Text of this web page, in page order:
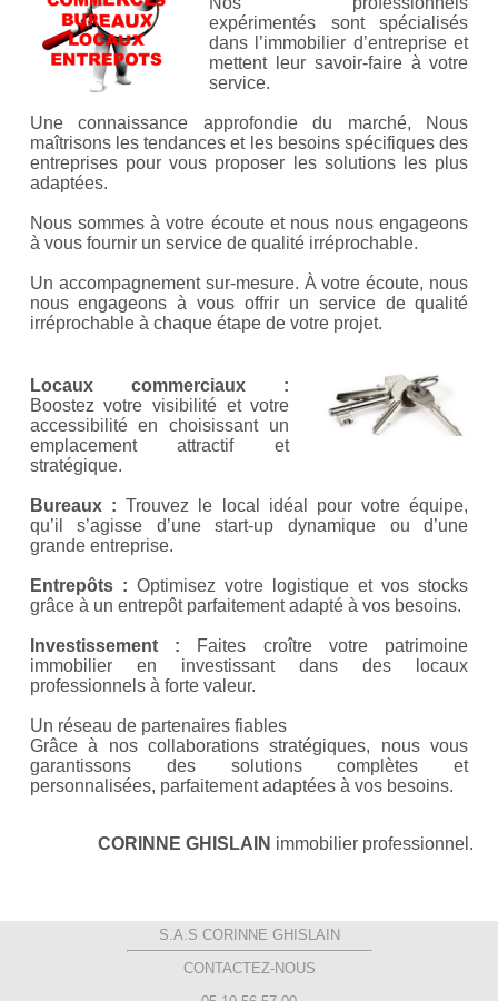
expérimentés sont spécialisés
dans l’immobilier d’entreprise et
mettent leur savoir-faire à votre
service.
Une connaissance approfondie du marché, Nous
maîtrisons les tendances et les besoins spécifiques des
entreprises pour vous proposer les solutions les plus
adaptées.
Nous sommes à votre écoute et nous nous engageons
à vous fournir un service de qualité irréprochable.
Un accompagnement sur-mesure. À votre écoute, nous
nous engageons à vous offrir un service de qualité
irréprochable à chaque étape de votre projet.
Locaux commerciaux :
Boostez votre visibilité et votre
accessibilité en choisissant un
emplacement attractif et
stratégique.
Bureaux : Trouvez le local idéal pour votre équipe,
qu’il s’agisse d’une start-up dynamique ou d’une
grande entreprise.
Entrepôts : Optimisez votre logistique et vos stocks
grâce à un entrepôt parfaitement adapté à vos besoins.
Investissement : Faites croître votre patrimoine
immobilier en investissant dans des locaux
professionnels à forte valeur.
Un réseau de partenaires fiables
Grâce à nos collaborations stratégiques, nous vous
garantissons des solutions complètes et
personnalisées, parfaitement adaptées à vos besoins.
CORINNE GHISLAIN immobilier professionnel.
S.A.S CORINNE GHISLAIN
CONTACTEZ-NOUS